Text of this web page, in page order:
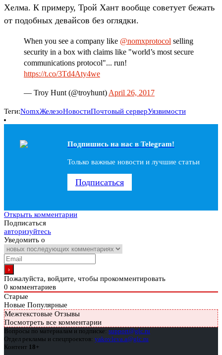
Хелма. К примеру, Трой Хант вообще советует бежать
от подобных девайсов без оглядки.
When you see a company like @nomxprotocol selling
security in a box with claims like "world’s most secure
communications protocol"... run!
https://t.co/3Td4Aty4we
— Troy Hunt (@troyhunt) April 26, 2017
Теги:NomxЖелезоНовостиПочтовый серверУязвимости
Подпишись на наc в Telegram!
Только важные новости и лучшие статьи
Подписаться
Открыть комментарии
Подписаться
авторизуйтесь
Уведомить о
Пожалуйста, войдите, чтобы прокомментировать
0 комментариев
Старые
Новые Популярные
Межтекстовые Отзывы
Посмотреть все комментарии
Вопросы по материалам и подписке: support@glc.ru
Отдел рекламы и спецпроектов: yakovleva.a@glc.ru
Контент 18+